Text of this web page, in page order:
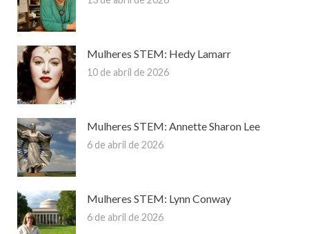
Mulheres STEM: Hedy Lamarr
10 de abril de 2026
Mulheres STEM: Annette Sharon Lee
6 de abril de 2026
Mulheres STEM: Lynn Conway
6 de abril de 2026